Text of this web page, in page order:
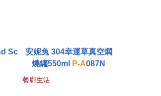
Sc
安妮兔 304幸運草真空燜
燒罐550ml
P-A087N
餐廚生活